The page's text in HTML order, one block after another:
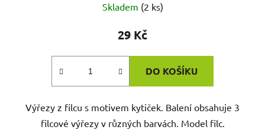
Skladem (2 ks)
29 Kč
DO KOŠÍKU
Výřezy z filcu s motivem kytiček. Balení obsahuje 3
filcové výřezy v různých barvách. Model filc.